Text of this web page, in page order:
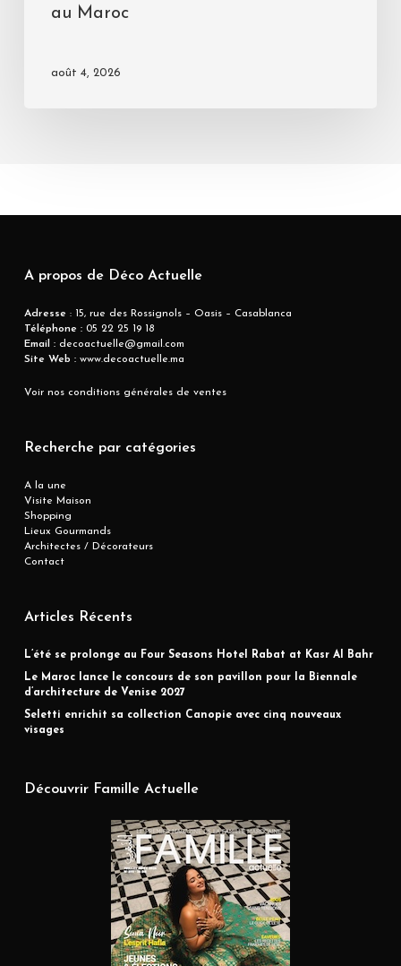
au Maroc
août 4, 2026
A propos de Déco Actuelle
Adresse : 15, rue des Rossignols – Oasis – Casablanca
Téléphone :05 22 25 19 18
Email :decoactuelle@gmail.com
Site Web :www.decoactuelle.ma
Voir nos conditions générales de ventes
Recherche par catégories
A la une
Visite Maison
Shopping
Lieux Gourmands
Architectes / Décorateurs
Contact
Articles Récents
L’été se prolonge au Four Seasons Hotel Rabat at Kasr Al Bahr
Le Maroc lance le concours de son pavillon pour la Biennale
d’architecture de Venise 2027
Seletti enrichit sa collection Canopie avec cinq nouveaux
visages
Découvrir Famille Actuelle